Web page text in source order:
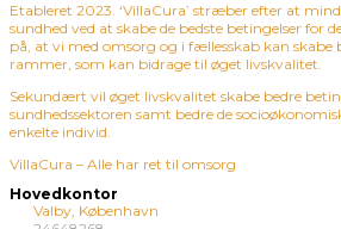
Etableret 2023. ‘VillaCura’ stræber efter at
sundhed ved at skabe de bedste betingelser for
på, at vi med omsorg og i fællesskab kan skabe
rammer, som kan bidrage til øget livskvalitet.
Sekundært vil øget livskvalitet skabe bedre
sundhedssektoren samt bedre de
enkelte individ.
VillaCura – Alle har ret til omsorg
Hovedkontor
Valby, København